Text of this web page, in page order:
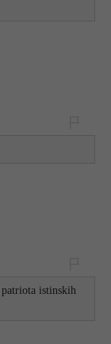
istinskih